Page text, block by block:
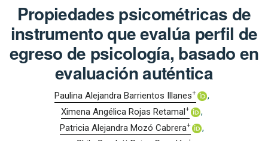
Propiedades psicométricas de
instrumento que evalúa perfil de
egreso de psicología, basado en
evaluación auténtica
Paulina Alejandra Barrientos Illanes+
Ximena Angélica Rojas Retamal+
Patricia Alejandra Mozó Cabrera+